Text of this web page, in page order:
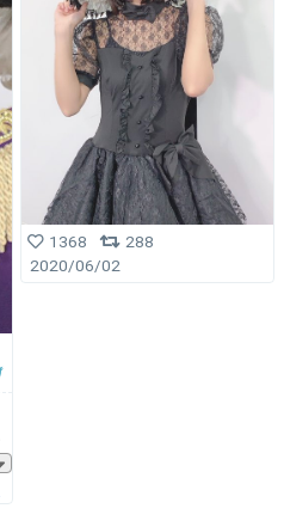
1368
288
2020/06/02